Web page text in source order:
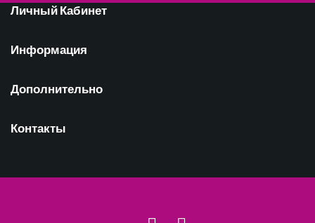
Личный Кабинет
Информация
Дополнительно
Контакты